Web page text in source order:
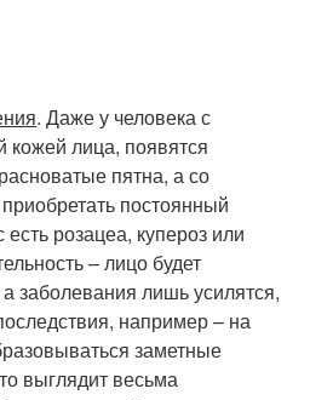
. Даже у человека с
кожей лица, появятся
пятна, а со
постоянный
розацеа, купероз или
– лицо будет
заболевания лишь усилятся,
например – на
заметные
выглядит весьма